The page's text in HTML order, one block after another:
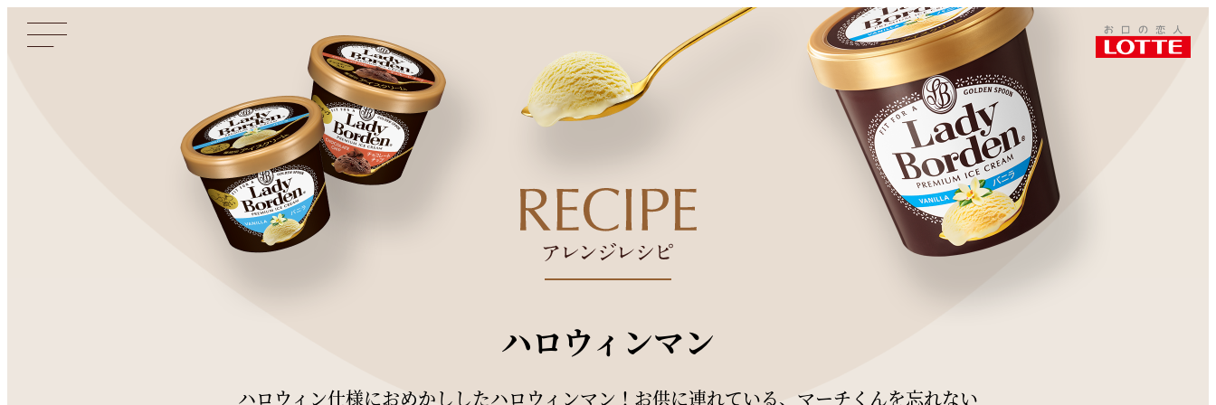
このページをシェアする
ハロウィンマン
ハロウィン仕様におめかししたハロウィンマン！お供に連れている、マーチくんを忘れない